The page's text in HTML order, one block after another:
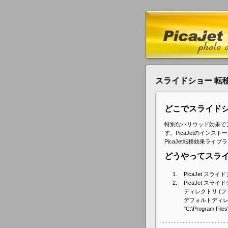
スライドショー 転
どこでスライド
特別なハリウッド効果
す。PicaJetのインスト
PicaJet転移効果ライブ
どうやってスラ
PicaJet スライド
PicaJet スライド
ディレクトリ (
デフォルトディ
"C:\Program